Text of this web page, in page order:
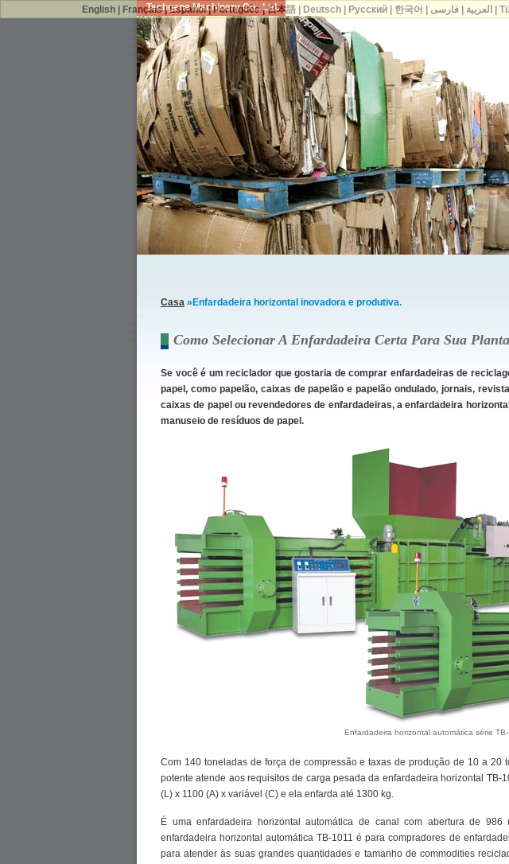
Techgene Machinery Co., Ltd.
Casa »Enfardadeira horizontal inovadora e produtiva.
Como Selecionar A Enfardadeira Certa Para Sua
Se você é um reciclador que gostaria de comprar enfardadeiras de
papel, como papelão, caixas de papelão e papelão ondulado, jornais,
caixas de papel ou revendedores de enfardadeiras, a enfardadeira
manuseio de resíduos de papel.
Enfardadeira horizontal automática série TB-
Com 140 toneladas de força de compressão e taxas de produção de 10 a 20
potente atende aos requisitos de carga pesada da enfardadeira horizontal TB-
(L) x 1100 (A) x variável (C) e ela enfarda até 1300 kg.
É uma enfardadeira horizontal automática de canal com abertura de
enfardadeira horizontal automática TB-1011 é para compradores de
para atender às suas grandes quantidades e tamanho de commodities
English Français|Español|Português |日本語 Deutsch Русский 한국어 العربية فارسی |